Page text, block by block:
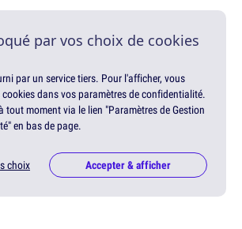
par vos choix de cookies
par un service tiers. Pour l'afficher, vous
cookies dans vos paramètres de confidentialité.
tout moment via le lien "Paramètres de Gestion
en bas de page.
choix Accepter & afficher